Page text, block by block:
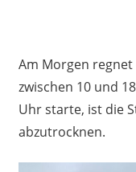
Am Morgen
zwischen 10 und
Uhr starte, ist die
abzutrocknen.